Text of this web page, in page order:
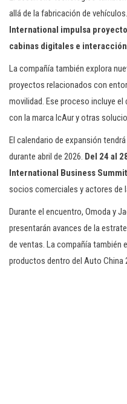
allá de la fabricación de vehículos.
International impulsa
cabinas digitales e
La compañía también explora
proyectos relacionados con
movilidad. Ese proceso incluye
con la marca IcAur y otras
El calendario de expansión
durante abril de 2026. Del 24 al
International Business Summit
socios comerciales y actores de
Durante el encuentro, Omoda y
presentarán avances de la
de ventas. La compañía
productos dentro del Auto China